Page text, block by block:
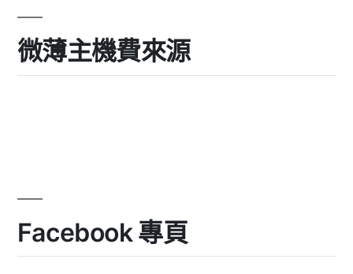
微薄主機費來源
Facebook 專頁